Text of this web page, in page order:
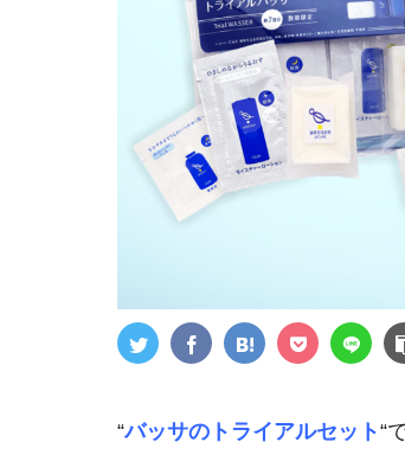
“バッサのトライアルセット“